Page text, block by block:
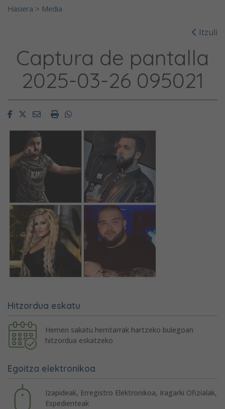
Hasiera > Media
Itzuli
Captura de pantalla
2025-03-26 095021
FacebookTwitterEmailImprimirWhatsapp
Hitzordua eskatu
Hemen sakatu herritarrak hartzeko bulegoan
hitzordua eskatzeko
Egoitza elektronikoa
Izapideak, Erregistro Elektronikoa, Iragarki Ofizialak,
Espedienteak